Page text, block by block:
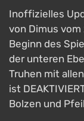
Inoffizielles
von Dimus vom
Beginn des
der unteren
Truhen mit
ist
Bolzen und